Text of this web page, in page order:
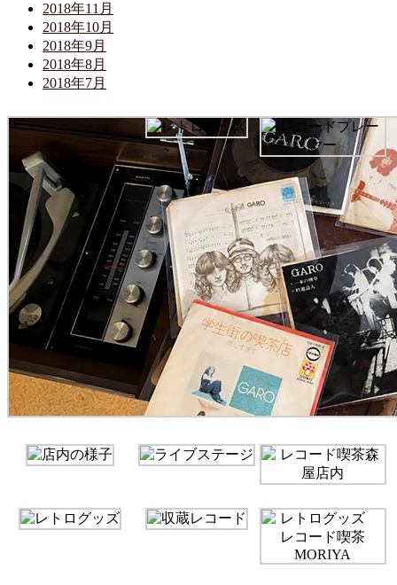
2018年11月
2018年10月
2018年9月
2018年8月
2018年7月